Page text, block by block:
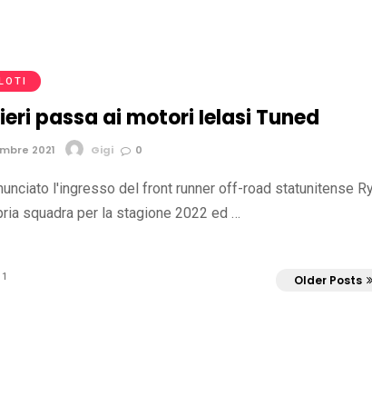
passa ai motori Ielasi Tuned
2021 Gigi 0
l'ingresso del front runner off-road statunitense
squadra per la stagione 2022 ed …
1 Older Posts